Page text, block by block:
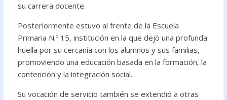
su carrera docente.
Posteriormente estuvo al frente de la Escuela
Primaria N.º 15, institución en la que dejó una profunda
huella por su cercanía con los alumnos y sus familias,
promoviendo una educación basada en la formación, la
contención y la integración social.
Su vocación de servicio también se extendió a otras